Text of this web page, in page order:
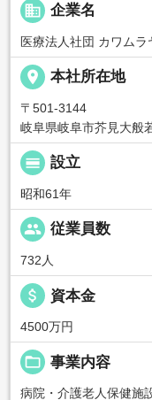
business 企業名
医療法人社団 カワム
place 本社所在地
〒501-3144
岐阜県岐阜市芥見大般
calendar_view_day 設立
昭和61年
people 従業員数
732人
attach_money 資本金
4500万円
folder_open 事業内容
病院・介護老人保健施